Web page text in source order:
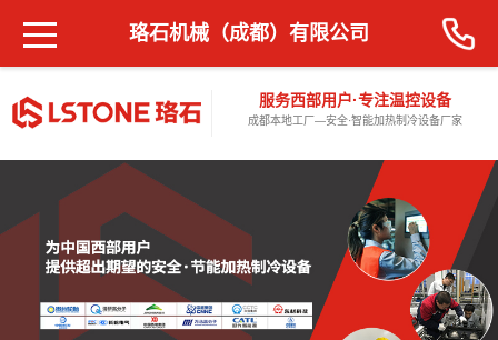
服务西部用户·专注温控设备
成都本地工厂—安全·智能加热制冷设备厂家
珞石机械（成都）有限公司